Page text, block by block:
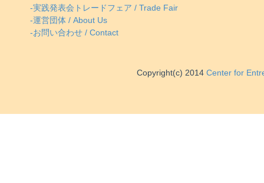
-実践発表会トレードフェア / Trade Fair
-運営団体 / About Us
-お問い合わせ / Contact
Copyright(c) 2014 Center for